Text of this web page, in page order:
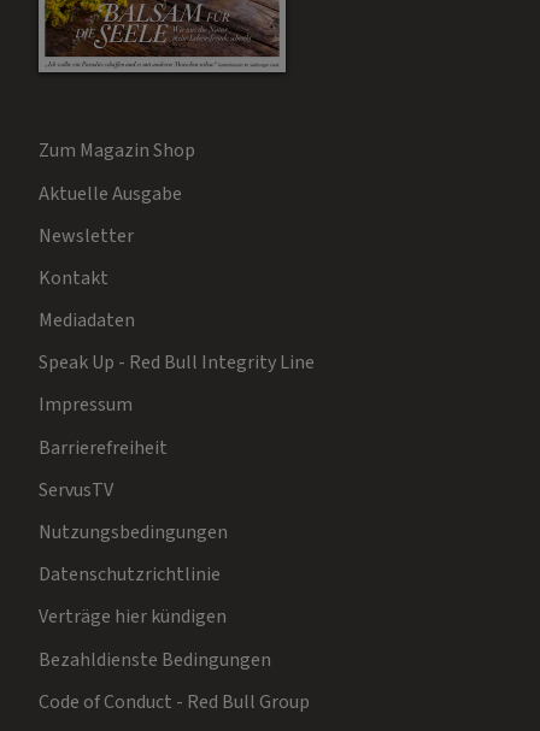
Zum Magazin Shop
Aktuelle Ausgabe
Newsletter
Kontakt
Mediadaten
Speak Up - Red Bull Integrity Line
Impressum
Barrierefreiheit
ServusTV
Nutzungsbedingungen
Datenschutzrichtlinie
Verträge hier kündigen
Bezahldienste Bedingungen
Code of Conduct - Red Bull Group